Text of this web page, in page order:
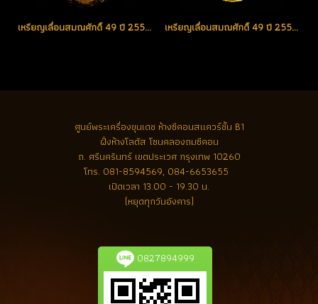
เหรียญเลื่อนสมณศักดิ์ 49 ปี 2553 เนื้อทองคำ No.25 สวยแชมป์ เหรียญเลื่อนสมณศักดิ์ 49 ปี 2553 เนื้อทองคำ No.155 สวยแชมป์ (ขายแล้ว)
ศูนย์พระเครื่องขุนเดช ห้างซีคอนสแควร์ชั้น B1
ฝั่งห้างโลตัส โซนคลองถมซีคอน
ถ. ศรีนครินทร์ เขตประเวศ กรุงเทพ 10260
โทร. 081-8594569, 084-6653655
เปิดเวลา 13.00 - 19.30 น.
(หยุดทุกวันอังคาร)
0827894999